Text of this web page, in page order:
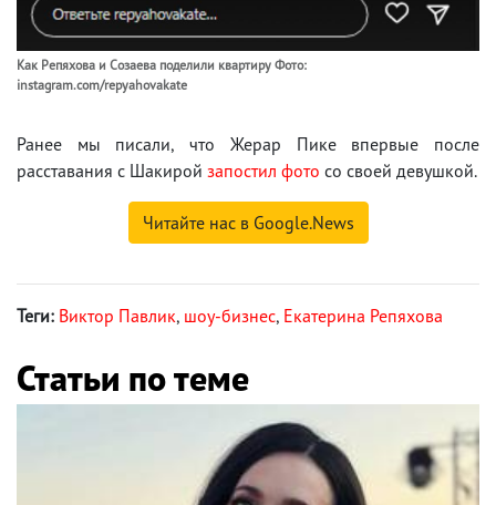
Как Репяхова и Созаева поделили квартиру Фото:
instagram.com/repyahovakate
Ранее мы писали, что Жерар Пике впервые после
расставания с Шакирой запостил фото со своей девушкой.
Читайте нас в Google.News
Теги: Виктор Павлик, шоу-бизнес, Екатерина Репяхова
Статьи по теме